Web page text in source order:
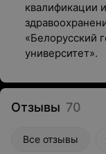
квалификации
«Белорусский
университет».
Отзывы 70
Все отзывы